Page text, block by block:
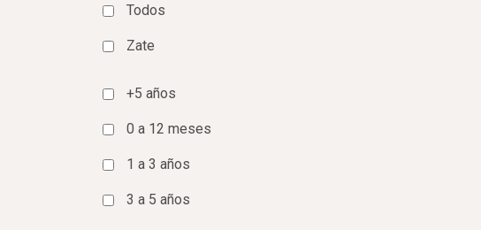
Todos
Zate
+5 años
0 a 12 meses
1 a 3 años
3 a 5 años